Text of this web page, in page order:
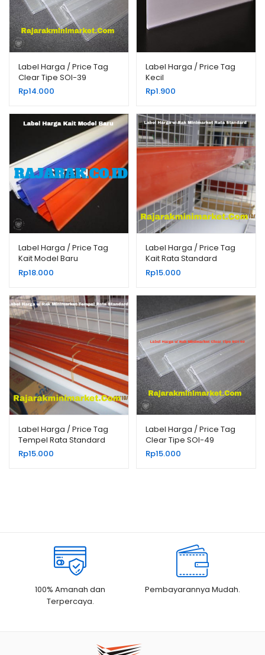
Label Harga / Price Tag
Clear Tipe SOI-39
Rp14.000
Label Harga / Price Tag
Kecil
Rp1.900
Label Harga / Price Tag
Kait Model Baru
Rp18.000
Label Harga / Price Tag
Kait Rata Standard
Rp15.000
Label Harga / Price Tag
Tempel Rata Standard
Rp15.000
Label Harga / Price Tag
Clear Tipe SOI-49
Rp15.000
100% Amanah dan
Terpercaya.
Pembayarannya Mudah.